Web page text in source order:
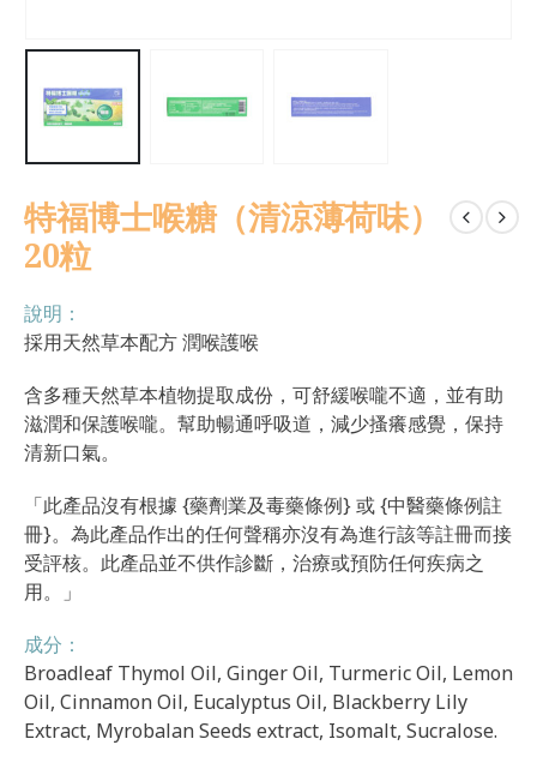
特福博士喉糖（清涼薄荷味）
20粒
說明：
採用天然草本配方 潤喉護喉
含多種天然草本植物提取成份，可舒緩喉嚨不適，並有助
滋潤和保護喉嚨。幫助暢通呼吸道，減少搔癢感覺，保持
清新口氣。
「此產品沒有根據 {藥劑業及毒藥條例} 或 {中醫藥條例註
冊}。為此產品作出的任何聲稱亦沒有為進行該等註冊而接
受評核。此產品並不供作診斷，治療或預防任何疾病之
用。」
成分：
Broadleaf Thymol Oil, Ginger Oil, Turmeric Oil, Lemon
Oil, Cinnamon Oil, Eucalyptus Oil, Blackberry Lily
Extract, Myrobalan Seeds extract, Isomalt, Sucralose.